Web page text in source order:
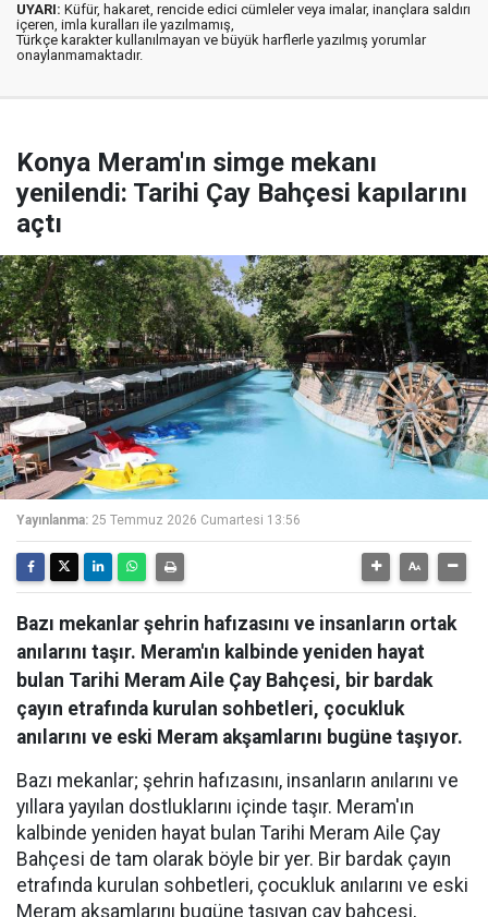
UYARI: Küfür, hakaret, rencide edici cümleler veya imalar, inançlara saldırı
içeren, imla kuralları ile yazılmamış,
Türkçe karakter kullanılmayan ve büyük harflerle yazılmış yorumlar
onaylanmamaktadır.
Konya Meram'ın simge mekanı
yenilendi: Tarihi Çay Bahçesi kapılarını
açtı
Yayınlanma: 25 Temmuz 2026 Cumartesi 13:56
Bazı mekanlar şehrin hafızasını ve insanların ortak
anılarını taşır. Meram'ın kalbinde yeniden hayat
bulan Tarihi Meram Aile Çay Bahçesi, bir bardak
çayın etrafında kurulan sohbetleri, çocukluk
anılarını ve eski Meram akşamlarını bugüne taşıyor.
Bazı mekanlar; şehrin hafızasını, insanların anılarını ve
yıllara yayılan dostluklarını içinde taşır. Meram'ın
kalbinde yeniden hayat bulan Tarihi Meram Aile Çay
Bahçesi de tam olarak böyle bir yer. Bir bardak çayın
etrafında kurulan sohbetleri, çocukluk anılarını ve eski
Meram akşamlarını bugüne taşıyan çay bahçesi,